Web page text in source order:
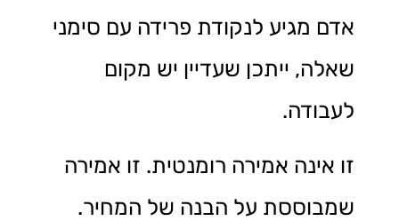
אדם מגיע לנקודת פרידה עם סימני
שאלה, ייתכן שעדיין יש מקום
לעבודה.
זו אינה אמירה רומנטית. זו אמירה
שמבוססת על הבנה של המחיר.